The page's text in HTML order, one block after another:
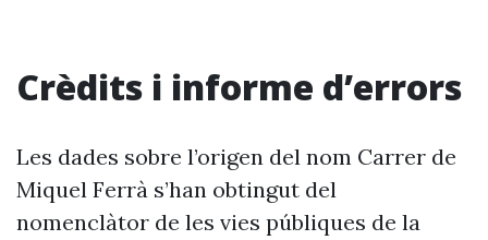
Crèdits i informe d’errors
Les dades sobre l’origen del nom Carrer de
Miquel Ferrà s’han obtingut del
nomenclàtor de les vies públiques de la